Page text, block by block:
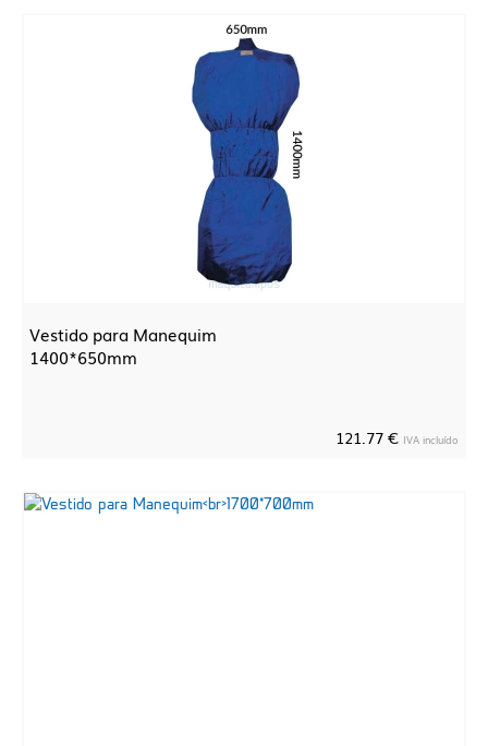
Vestido para Manequim
1400*650mm
121.77 € IVA incluído